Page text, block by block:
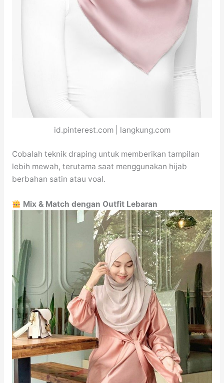
id.pinterest.com | langkung.com
Cobalah teknik draping untuk memberikan tampilan
lebih mewah, terutama saat menggunakan hijab
berbahan satin atau voal.
Mix & Match dengan Outfit Lebaran